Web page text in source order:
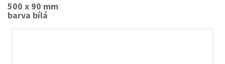
500 x 90 mm
barva bílá